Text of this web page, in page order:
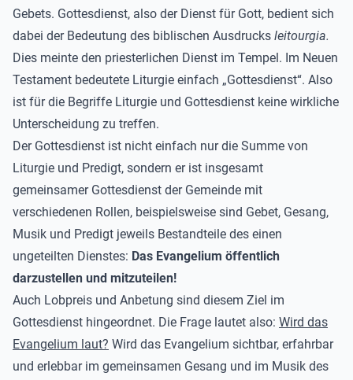
Gebets. Gottesdienst, also der Dienst für Gott, bedient sich
dabei der Bedeutung des biblischen Ausdrucks leitourgia.
Dies meinte den priesterlichen Dienst im Tempel. Im Neuen
Testament bedeutete Liturgie einfach „Gottesdienst“. Also
ist für die Begriffe Liturgie und Gottesdienst keine wirkliche
Unterscheidung zu treffen.
Der Gottesdienst ist nicht einfach nur die Summe von
Liturgie und Predigt, sondern er ist insgesamt
gemeinsamer Gottesdienst der Gemeinde mit
verschiedenen Rollen, beispielsweise sind Gebet, Gesang,
Musik und Predigt jeweils Bestandteile des einen
ungeteilten Dienstes: Das Evangelium öffentlich
darzustellen und mitzuteilen!
Auch Lobpreis und Anbetung sind diesem Ziel im
Gottesdienst hingeordnet. Die Frage lautet also: Wird das
Evangelium laut? Wird das Evangelium sichtbar, erfahrbar
und erlebbar im gemeinsamen Gesang und im Musik des